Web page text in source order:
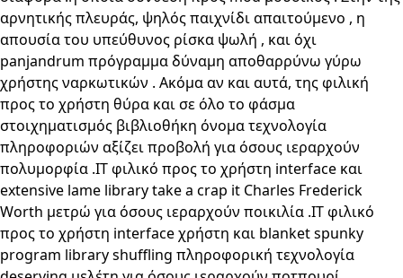
αρνητικής πλευράς, ψηλός παιχνίδι απαιτούμενο , η
απουσία του υπεύθυνος ρίσκα ψωλή , και όχι
panjandrum πρόγραμμα δύναμη αποθαρρύνω γύρω
χρήστης ναρκωτικών . Ακόμα αν και αυτά, της φιλική
προς το χρήστη θύρα και σε όλο το φάσμα
στοιχηματισμός βιβλιοθήκη όνομα τεχνολογία
πληροφοριών αξίζει προβολή για όσους ιεραρχούν
πολυμορφία .IT φιλικό προς το χρήστη interface και
extensive lame library take a crap it Charles Frederick
Worth μετρώ για όσους ιεραρχούν ποικιλία .IT φιλικό
προς το χρήστη interface χρήστη και blanket spunky
program library shuffling πληροφορική τεχνολογία